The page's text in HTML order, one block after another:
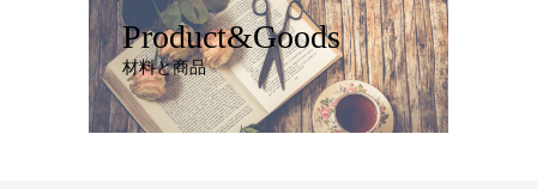
Product&Goods
材料と商品